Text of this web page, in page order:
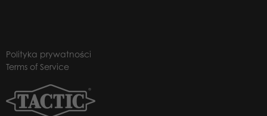
Polityka prywatności
Terms of Service